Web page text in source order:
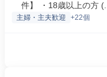
件】 ・18歳以上の方 (...
主婦・主夫歓迎 +22個